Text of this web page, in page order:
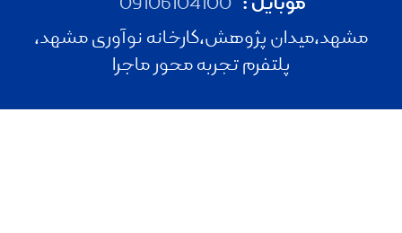
مشهد،میدان پژوهش،کارخانه نوآوری مشهد،
پلتفرم تجربه محور ماجرا